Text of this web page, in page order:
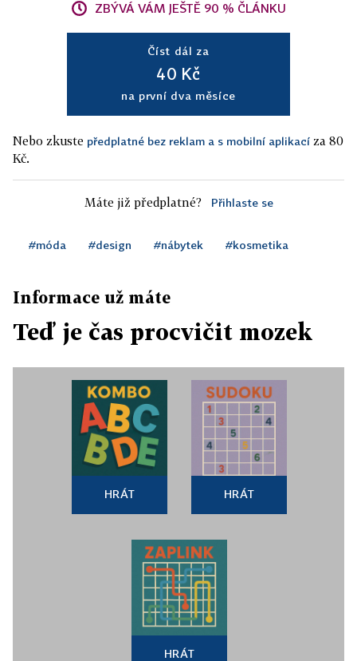
ZBÝVÁ VÁM JEŠTĚ 90 % ČLÁNKU
Číst dál za
40 Kč
na první dva měsíce
Nebo zkuste předplatné bez reklam a s mobilní aplikací za 80
Kč.
Máte již předplatné? Přihlaste se
#móda #design #nábytek #kosmetika
Informace už máte
Teď je čas procvičit mozek
HRÁT HRÁT
HRÁT